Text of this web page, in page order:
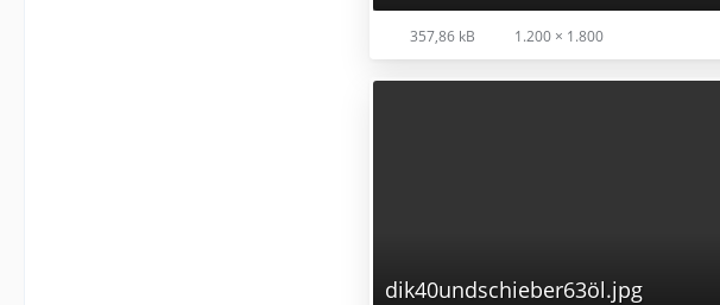
357,86 kB 1.200 × 1.800
dik40undschieber63öl.jpg